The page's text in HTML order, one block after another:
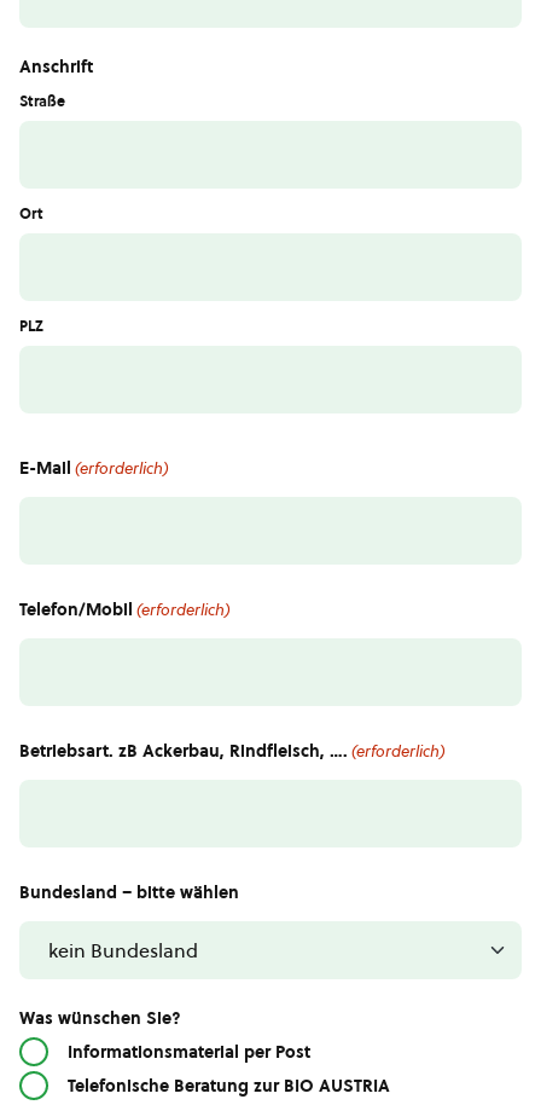
Anschrift
Straße
Ort
PLZ
E-Mail (erforderlich)
Telefon/Mobil (erforderlich)
Betriebsart. zB Ackerbau, Rindfleisch, …. (erforderlich)
Bundesland – bitte wählen
Was wünschen Sie?
Informationsmaterial per Post
Telefonische Beratung zur BIO AUSTRIA